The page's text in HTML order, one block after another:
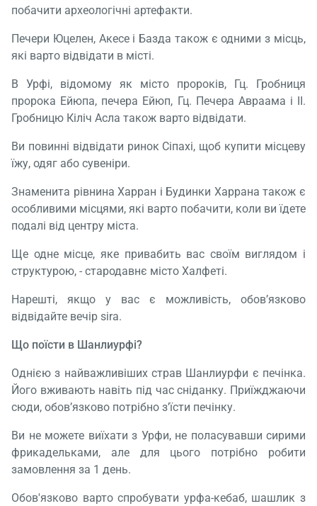
побачити археологічні артефакти.
Печери Юцелен, Акесе і Базда також є одними з місць,
які варто відвідати в місті.
В Урфі, відомому як місто пророків, Гц. Гробниця
пророка Ейюпа, печера Ейюп, Гц. Печера Авраама і II.
Гробницю Кіліч Асла також варто відвідати.
Ви повинні відвідати ринок Сіпахі, щоб купити місцеву
їжу, одяг або сувеніри.
Знаменита рівнина Харран і Будинки Харрана також є
особливими місцями, які варто побачити, коли ви їдете
подалі від центру міста.
Ще одне місце, яке привабить вас своїм виглядом і
структурою, - стародавнє місто Халфеті.
Нарешті, якщо у вас є можливість, обов’язково
відвідайте вечір sira.
Що поїсти в Шанлиурфі?
Однією з найважливіших страв Шанлиурфи є печінка.
Його вживають навіть під час сніданку. Приїжджаючи
сюди, обов’язково потрібно з’їсти печінку.
Ви не можете виїхати з Урфи, не поласувавши сирими
фрикадельками, але для цього потрібно робити
замовлення за 1 день.
Обов'язково варто спробувати урфа-кебаб, шашлик з